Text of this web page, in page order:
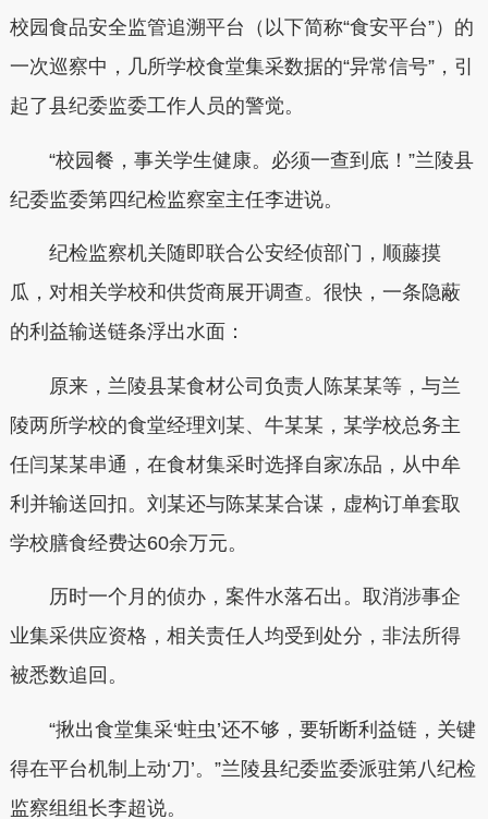
校园食品安全监管追溯平台（以下简称“食安平台”）的
一次巡察中，几所学校食堂集采数据的“异常信号”，引
起了县纪委监委工作人员的警觉。
“校园餐，事关学生健康。必须一查到底！”兰陵县
纪委监委第四纪检监察室主任李进说。
纪检监察机关随即联合公安经侦部门，顺藤摸
瓜，对相关学校和供货商展开调查。很快，一条隐蔽
的利益输送链条浮出水面：
原来，兰陵县某食材公司负责人陈某某等，与兰
陵两所学校的食堂经理刘某、牛某某，某学校总务主
任闫某某串通，在食材集采时选择自家冻品，从中牟
利并输送回扣。刘某还与陈某某合谋，虚构订单套取
学校膳食经费达60余万元。
历时一个月的侦办，案件水落石出。取消涉事企
业集采供应资格，相关责任人均受到处分，非法所得
被悉数追回。
“揪出食堂集采‘蛀虫’还不够，要斩断利益链，关键
得在平台机制上动‘刀’。”兰陵县纪委监委派驻第八纪检
监察组组长李超说。